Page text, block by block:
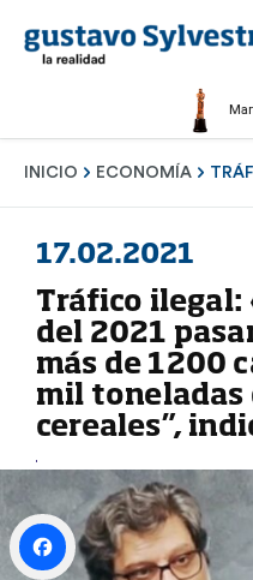
Martín
INICIO ECONOMÍA
17.02.2021
Tráfico ilegal:
del 2021
más de 1200
mil toneladas
cereales”,